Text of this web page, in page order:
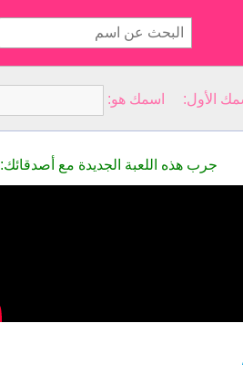
جرب هذه اللعبة الجديدة مع أصدقائك: